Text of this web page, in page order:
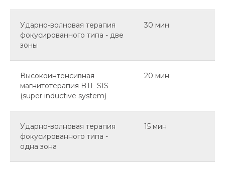
Ударно-волновая терапия
фокусированного типа - две
зоны
30 мин
Высокоинтенсивная
магнитотерапия BTL SIS
(super inductive system)
20 мин
Ударно-волновая терапия
фокусированного типа -
одна зона
15 мин